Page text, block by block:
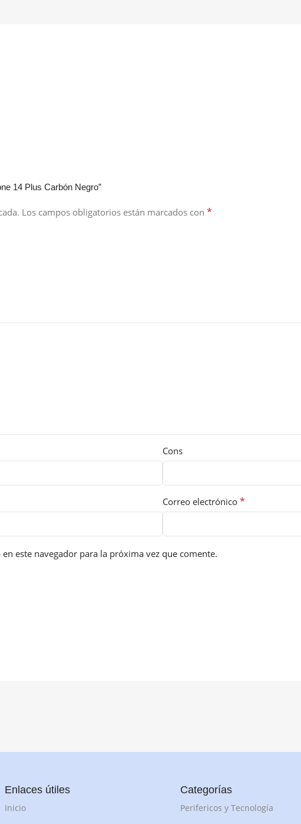
14 Plus Carbón Negro”
Los campos obligatorios están marcados con *
Cons
Correo electrónico *
este navegador para la próxima vez que comente.
Enlaces útiles
Inicio
Categorías
Perifericos y Tecnología